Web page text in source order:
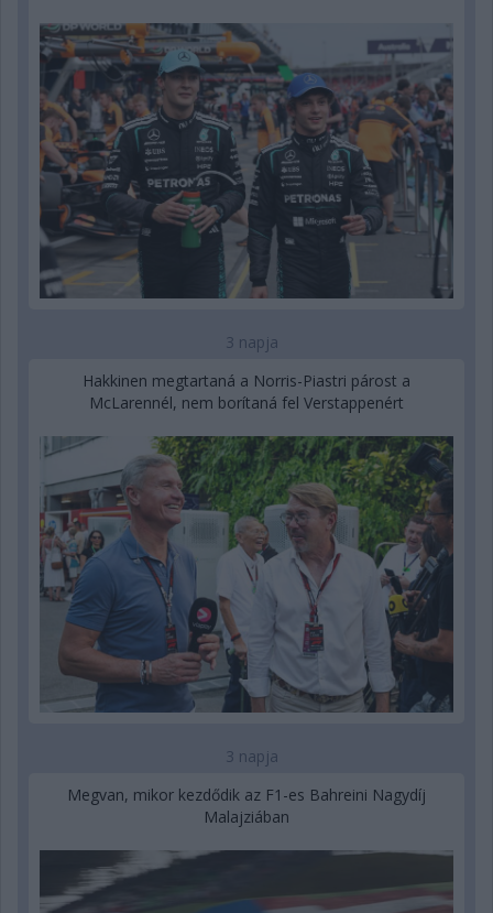
3 napja
Hakkinen megtartaná a Norris-Piastri párost a
McLarennél, nem borítaná fel Verstappenért
3 napja
Megvan, mikor kezdődik az F1-es Bahreini Nagydíj
Malajziában